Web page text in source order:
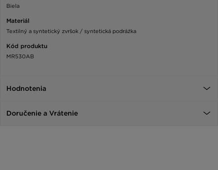
Biela
Materiál
Textilný a syntetický zvršok / syntetická podráźka
Kód produktu
MR530AB
Hodnotenia
Doručenie a Vrátenie